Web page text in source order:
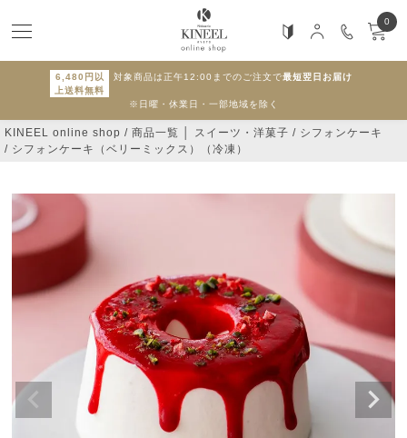
6,480円以
上送料無料
対象商品は正午12:00までのご注文で最短翌日お届け
※日曜・休業日・一部地域を除く
0
KINEEL online shop 商品一覧 │ スイーツ・洋菓子
シフォンケーキ
シフォンケーキ（ベリーミックス）（冷凍）